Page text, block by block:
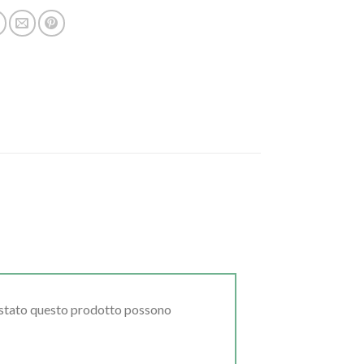
questo prodotto possono